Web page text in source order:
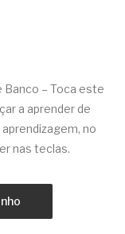
– Toca este
a aprender de
no
nas teclas.